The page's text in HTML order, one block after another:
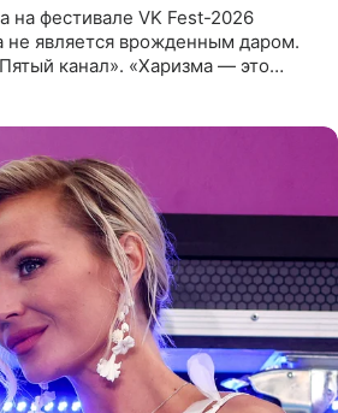
на фестивале VK Fest-2026
не является врожденным даром.
канал». «Харизма — это